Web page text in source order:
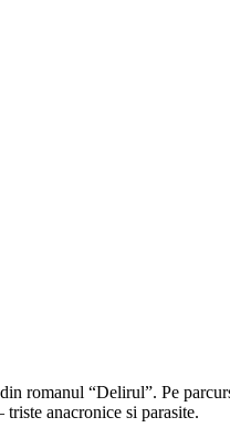
romanul “Delirul”. Pe
anacronice si parasite.